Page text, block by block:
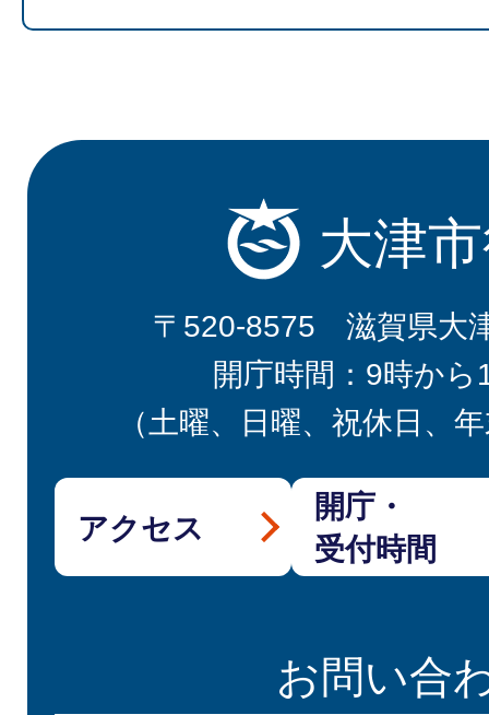
大津
〒520-8575 滋賀県大
開庁時間：9時から
（土曜、日曜、祝休日、
アクセス
開庁・
受付時間
お問い合